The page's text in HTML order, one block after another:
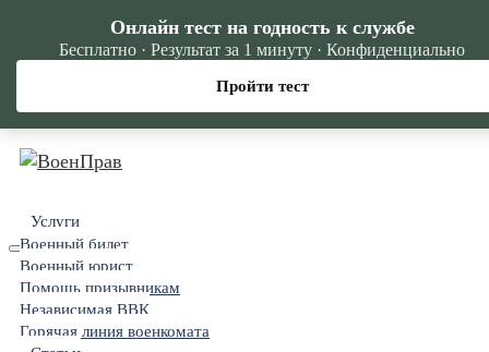
Услуги
Военный билет
Военный юрист
Помощь призывникам
Независимая ВВК
Горячая линия военкомата
Онлайн тест на годность к службе
Бесплатно · Результат за 1 минуту · Конфиденциально
Пройти тест